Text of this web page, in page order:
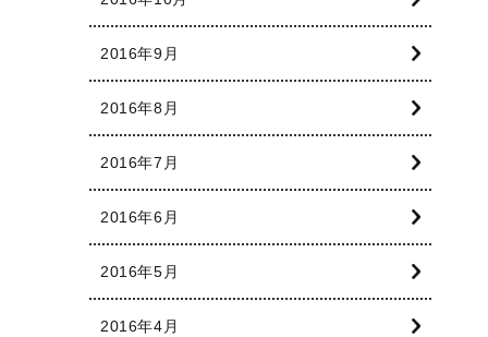
2016年9月
2016年8月
2016年7月
2016年6月
2016年5月
2016年4月